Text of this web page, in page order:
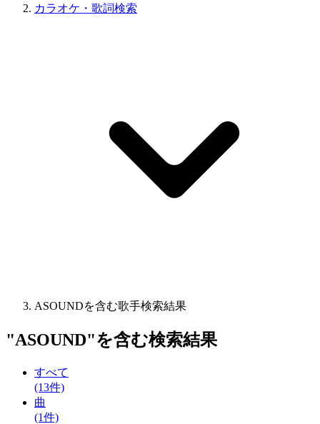
カラオケ・歌詞検索
ASOUNDを含む歌手検索結果
"ASOUND"を含む検索結果
すべて
(13件)
曲
(1件)